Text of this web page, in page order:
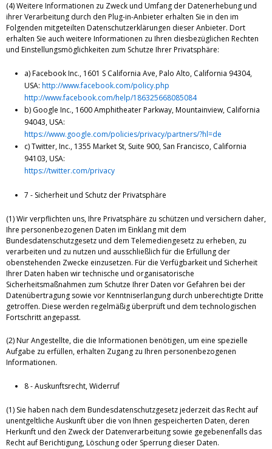
(4) Weitere Informationen zu Zweck und Umfang der Datenerhebung und
ihrer Verarbeitung durch den Plug-in-Anbieter erhalten Sie in den im
Folgenden mitgeteilten Datenschutzerklärungen dieser Anbieter. Dort
erhalten Sie auch weitere Informationen zu Ihren diesbezüglichen Rechten
und Einstellungsmöglichkeiten zum Schutze Ihrer Privatsphäre:
a) Facebook Inc., 1601 S California Ave, Palo Alto, California 94304,
USA: http://www.facebook.com/policy.php
http://www.facebook.com/help/186325668085084
b) Google Inc., 1600 Amphitheater Parkway, Mountainview, California
94043, USA:
https://www.google.com/policies/privacy/partners/?hl=de
c) Twitter, Inc., 1355 Market St, Suite 900, San Francisco, California
94103, USA:
https://twitter.com/privacy
7 - Sicherheit und Schutz der Privatsphäre
(1) Wir verpflichten uns, Ihre Privatsphäre zu schützen und versichern daher,
Ihre personenbezogenen Daten im Einklang mit dem
Bundesdatenschutzgesetz und dem Telemediengesetz zu erheben, zu
verarbeiten und zu nutzen und ausschließlich für die Erfüllung der
obenstehenden Zwecke einzusetzen. Für die Verfügbarkeit und Sicherheit
Ihrer Daten haben wir technische und organisatorische
Sicherheitsmaßnahmen zum Schutze Ihrer Daten vor Gefahren bei der
Datenübertragung sowie vor Kenntniserlangung durch unberechtigte Dritte
getroffen. Diese werden regelmäßig überprüft und dem technologischen
Fortschritt angepasst.
(2) Nur Angestellte, die die Informationen benötigen, um eine spezielle
Aufgabe zu erfüllen, erhalten Zugang zu Ihren personenbezogenen
Informationen.
8 - Auskunftsrecht, Widerruf
(1) Sie haben nach dem Bundesdatenschutzgesetz jederzeit das Recht auf
unentgeltliche Auskunft über die von Ihnen gespeicherten Daten, deren
Herkunft und den Zweck der Datenverarbeitung sowie gegebenenfalls das
Recht auf Berichtigung, Löschung oder Sperrung dieser Daten.